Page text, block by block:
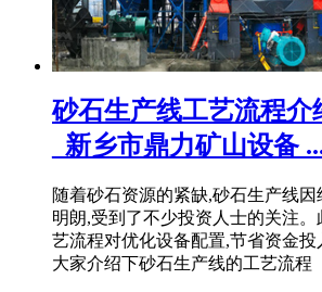
砂石生产线工艺流程介
_新乡市鼎力矿山设备
随着砂石资源的紧缺,砂石生产线
明朗,受到了不少投资人士的关注
艺流程对优化设备配置,节省资金
大家介绍下砂石生产线的工艺流程